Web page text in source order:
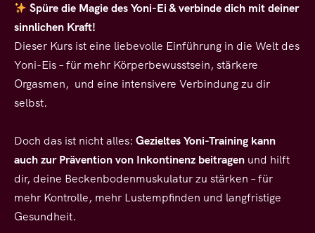
Spüre die Magie des Yoni-Ei & verbinde dich mit deiner
sinnlichen Kraft!
Dieser Kurs ist eine liebevolle Einführung in die Welt des
Yoni-Eis – für mehr Körperbewusstsein, stärkere
Orgasmen, und eine intensivere Verbindung zu dir
selbst.
Doch das ist nicht alles: Gezieltes Yoni-Training kann
auch zur Prävention von Inkontinenz beitragen und hilft
dir, deine Beckenbodenmuskulatur zu stärken – für
mehr Kontrolle, mehr Lustempfinden und langfristige
Gesundheit.